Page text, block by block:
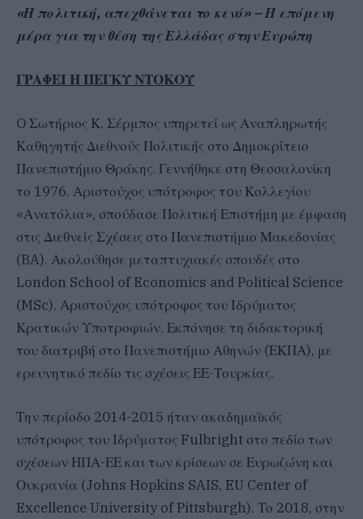
«Η πολιτική, απεχθάνεται το κενό» – Η επόμενη
μέρα για την θέση της Ελλάδας στην Ευρώπη
ΓΡΑΦΕΙ Η ΠΕΓΚΥ ΝΤΟΚΟΥ
O Σωτήριος Κ. Σέρμπος υπηρετεί ως Αναπληρωτής
Καθηγητής Διεθνούς Πολιτικής στο Δημοκρίτειο
Πανεπιστήμιο Θράκης. Γεννήθηκε στη Θεσσαλονίκη
το 1976. Αριστούχος υπότροφος τoυ Κολλεγίου
«Ανατόλια», σπούδασε Πολιτική Επιστήμη με έμφαση
στις Διεθνείς Σχέσεις στο Πανεπιστήμιο Μακεδονίας
(BA). Ακολούθησε μεταπτυχιακές σπουδές στο
London School of Economics and Political Science
(MSc). Αριστούχος υπότροφος του Ιδρύματος
Κρατικών Υποτροφιών. Εκπόνησε τη διδακτορική
του διατριβή στο Πανεπιστήμιο Αθηνών (ΕΚΠΑ), με
ερευνητικό πεδίο τις σχέσεις ΕΕ-Τουρκίας.
Την περίοδο 2014-2015 ήταν ακαδημαϊκός
υπότροφος του Ιδρύματος Fulbright στο πεδίο των
σχέσεων ΗΠΑ-ΕΕ και των κρίσεων σε Ευρωζώνη και
Ουκρανία (Johns Hopkins SAIS, EU Center of
Excellence University of Pittsburgh). Το 2018, στην